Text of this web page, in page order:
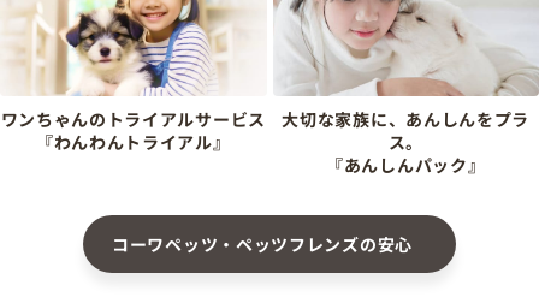
ワンちゃんのトライアルサービス
『わんわんトライアル』
大切な家族に、あんしんをプラ
ス。
『あんしんパック』
コーワペッツ・ペッツフレンズの安心